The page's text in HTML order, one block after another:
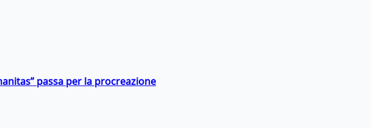
passa per la procreazione